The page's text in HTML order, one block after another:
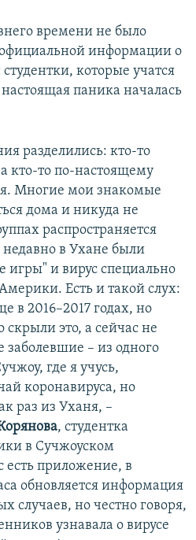
времени не было
информации о
которые учатся
паника началась
разделились: кто-то
а кто-то по-настоящему
Многие мои знакомые
дома и никуда не
распространяется
в Ухане были
и вирус специально
Есть и такой слух:
в 2016–2017 годах, но
это, а сейчас не
заболевшие – из одного
где я учусь,
коронавируса, но
раз из Уханя, –
, студентка
в Сучжоуском
есть приложение, в
обновляется информация
случаев, но честно говоря,
узнавала о вирусе